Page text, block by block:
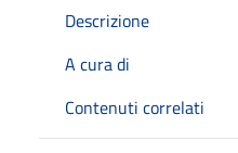
Descrizione
A cura di
Contenuti correlati